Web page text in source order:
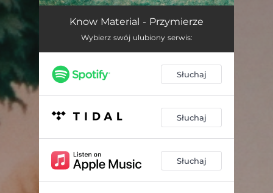
Przymierze 06:50
Know Material - Przymierze
Wybierz swój ulubiony serwis:
Słuchaj
Słuchaj
Słuchaj